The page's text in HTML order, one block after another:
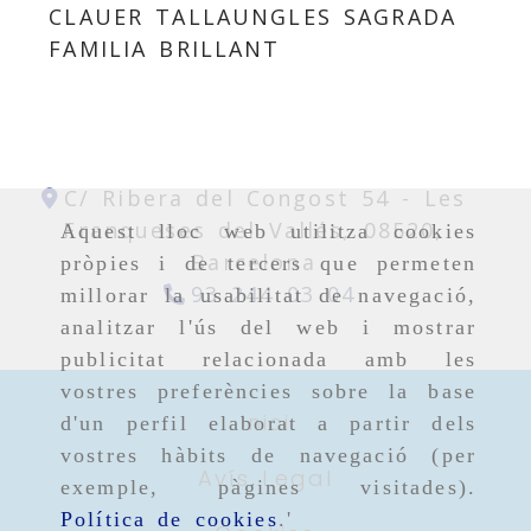
Aquest lloc web utilitza cookies
pròpies i de tercers que permeten
millorar la usabilitat de navegació,
analitzar l'ús del web i mostrar
publicitat relacionada amb les
vostres preferències sobre la base
d'un perfil elaborat a partir dels
vostres hàbits de navegació (per
exemple, pàgines visitades).
Política de cookies.'
CLAUER TALLAUNGLES SAGRADA
FAMILIA BRILLANT
C/ Ribera del Congost 54 -
Les
Franqueses del Vallés,08520,
Barcelona
93 244 03 04
Inici
Avís Legal